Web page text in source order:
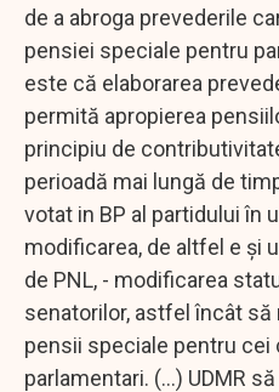
de a abroga prevederile
pensiei speciale pentru
este că elaborarea
permită apropierea
principiu de
perioadă mai lungă de
votat in BP al partidului în
modificarea, de altfel e şi
de PNL, - modificarea
senatorilor, astfel încât
pensii speciale pentru cei
parlamentari. (...) UDMR